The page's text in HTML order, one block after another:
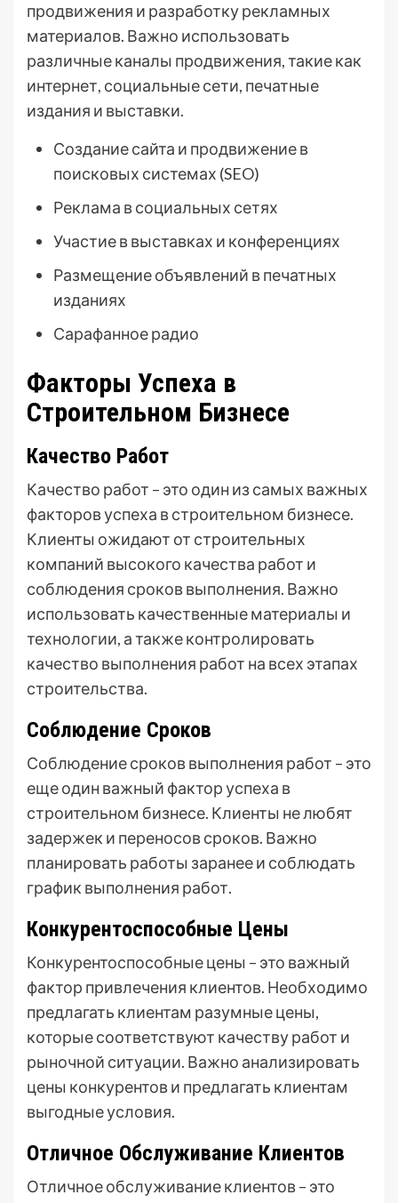
продвижения и разработку рекламных
материалов. Важно использовать
различные каналы продвижения, такие как
интернет, социальные сети, печатные
издания и выставки.
Создание сайта и продвижение в
поисковых системах (SEO)
Реклама в социальных сетях
Участие в выставках и конференциях
Размещение объявлений в печатных
изданиях
Сарафанное радио
Факторы Успеха в
Строительном Бизнесе
Качество Работ
Качество работ – это один из самых важных
факторов успеха в строительном бизнесе.
Клиенты ожидают от строительных
компаний высокого качества работ и
соблюдения сроков выполнения. Важно
использовать качественные материалы и
технологии, а также контролировать
качество выполнения работ на всех этапах
строительства.
Соблюдение Сроков
Соблюдение сроков выполнения работ – это
еще один важный фактор успеха в
строительном бизнесе. Клиенты не любят
задержек и переносов сроков. Важно
планировать работы заранее и соблюдать
график выполнения работ.
Конкурентоспособные Цены
Конкурентоспособные цены – это важный
фактор привлечения клиентов. Необходимо
предлагать клиентам разумные цены,
которые соответствуют качеству работ и
рыночной ситуации. Важно анализировать
цены конкурентов и предлагать клиентам
выгодные условия.
Отличное Обслуживание Клиентов
Отличное обслуживание клиентов – это